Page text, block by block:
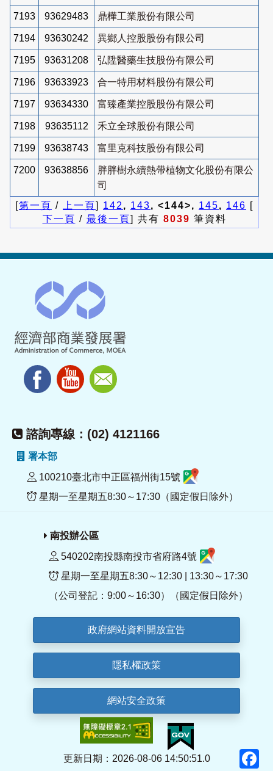
7193 93629483 鼎樺工業股份有限公司
7194 93630242 異鄉人控股股份有限公司
7195 93631208 弘陞醫藥生技股份有限公司
7196 93633923 合一特用材料股份有限公司
7197 93634330 富臻產業控股股份有限公司
7198 93635112 禾立全球股份有限公司
7199 93638743 富里克科技股份有限公司
7200 93638856
胖胖樹永續熱帶植物文化股份有限公
司
[第一頁 / 上一頁] 142 , 143, <144>, 145, 146 [
下一頁 / 最後一頁] 共有 8039 筆資料
諮詢專線：(02) 4121166
署本部
100210臺北市中正區福州街15號
星期一至星期五8:30～17:30（國定假日除外）
南投辦公區
540202南投縣南投市省府路4號
星期一至星期五8:30～12:30 | 13:30～17:30
（公司登記：9:00～16:30）（國定假日除外）
政府網站資料開放宣告
隱私權政策
網站安全政策
更新日期：2026-08-06 14:50:51.0